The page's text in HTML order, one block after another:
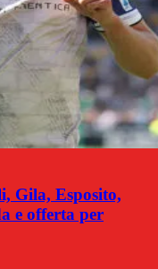
Gila, Esposito,
e offerta per